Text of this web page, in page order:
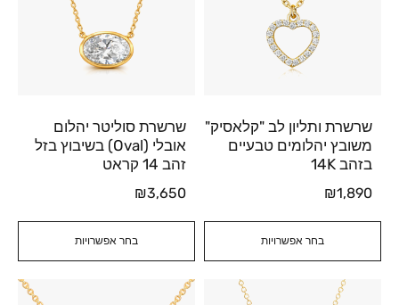
בחר אפשרויות
שרשרת ותליון לב "קלאסיק"
משובץ יהלומים טבעיים
בזהב 14K
₪1,890
בחר אפשרויות
שרשרת סוליטר יהלום
אובלי (Oval) בשיבוץ בזל
זהב 14 קראט
₪3,650